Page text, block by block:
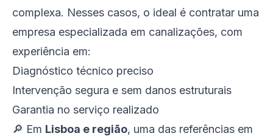
complexa. Nesses casos, o ideal é contratar uma
empresa especializada em canalizações, com
experiência em:
Diagnóstico técnico preciso
Intervenção segura e sem danos estruturais
Garantia no serviço realizado
🔎 Em Lisboa e região, uma das referências em